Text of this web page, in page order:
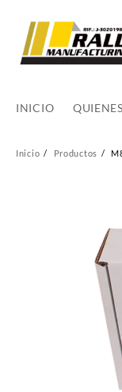
contenido
INICIO
Inicio Productos